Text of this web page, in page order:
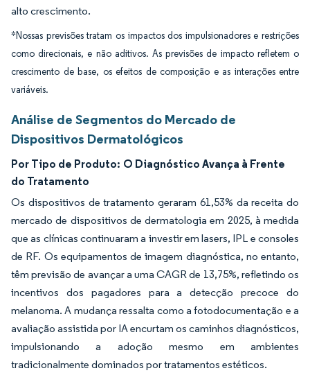
alto crescimento.
*Nossas previsões tratam os impactos dos impulsionadores e restrições
como direcionais, e não aditivos. As previsões de impacto refletem o
crescimento de base, os efeitos de composição e as interações entre
variáveis.
Análise de Segmentos do Mercado de
Dispositivos Dermatológicos
Por Tipo de Produto: O Diagnóstico Avança à Frente
do Tratamento
Os dispositivos de tratamento geraram 61,53% da receita do
mercado de dispositivos de dermatologia em 2025, à medida
que as clínicas continuaram a investir em lasers, IPL e consoles
de RF. Os equipamentos de imagem diagnóstica, no entanto,
têm previsão de avançar a uma CAGR de 13,75%, refletindo os
incentivos dos pagadores para a detecção precoce do
melanoma. A mudança ressalta como a fotodocumentação e a
avaliação assistida por IA encurtam os caminhos diagnósticos,
impulsionando a adoção mesmo em ambientes
tradicionalmente dominados por tratamentos estéticos.